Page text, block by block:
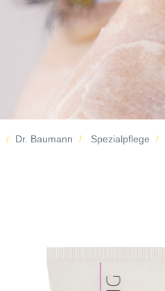
Dr. Baumann Spezialpflege